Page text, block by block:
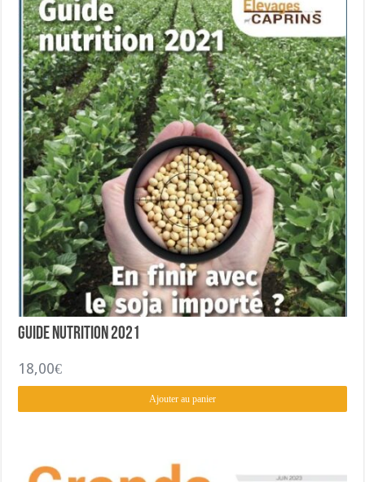
Guide nutrition 2021
18,00€
Ajouter au panier